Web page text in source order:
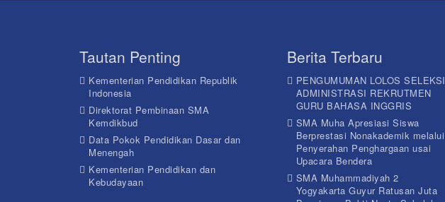
Tautan Penting
Kementerian Pendidikan Republik
Indonesia
Direktorat Pembinaan SMA
Kemdikbud
Data Pokok Pendidikan Dasar dan
Menengah
Kementerian Pendidikan dan
Kebudayaan
Berita Terbaru
PENGUMUMAN LOLOS SELEKSI
ADMINISTRASI REKRUTMEN
GURU BAHASA INGGRIS
SMA Muha Apresiasi Siswa
Berprestasi Nonakademik melalui
Penyerahan Penghargaan usai
Upacara Bendera
SMA Muhammadiyah 2
Yogyakarta Guyur Ratusan Juta